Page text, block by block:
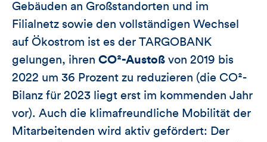
Gebäuden an Großstandorten und im
Filialnetz sowie den vollständigen Wechsel
auf Ökostrom ist es der TARGOBANK
gelungen, ihren CO²-Austoß von 2019 bis
2022 um 36 Prozent zu reduzieren (die CO²-
Bilanz für 2023 liegt erst im kommenden Jahr
vor). Auch die klimafreundliche Mobilität der
Mitarbeitenden wird aktiv gefördert: Der